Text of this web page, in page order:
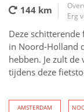
144 km
Erg
Deze
in Noord-Holland
hebben. Je zult
tijdens deze
AMSTERDAM